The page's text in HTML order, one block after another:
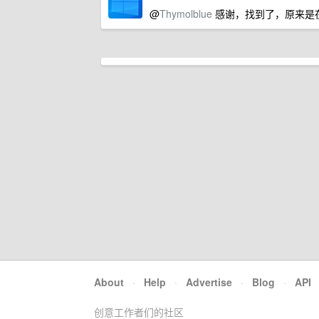
@Thymolblue 感谢，找到了，原来
About · Help · Advertise · Blog · API
创意工作者们的社区